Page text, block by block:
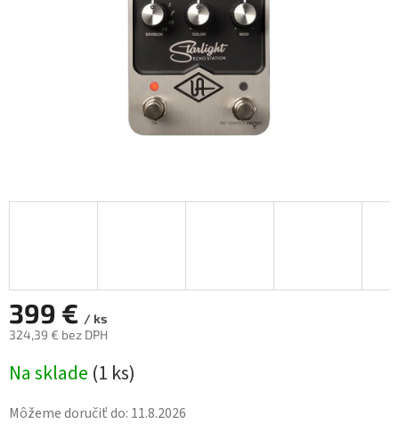
399 € / ks
324,39 € bez DPH
cena:
Na sklade (1 ks)
Môžeme doručiť do: 11.8.2026